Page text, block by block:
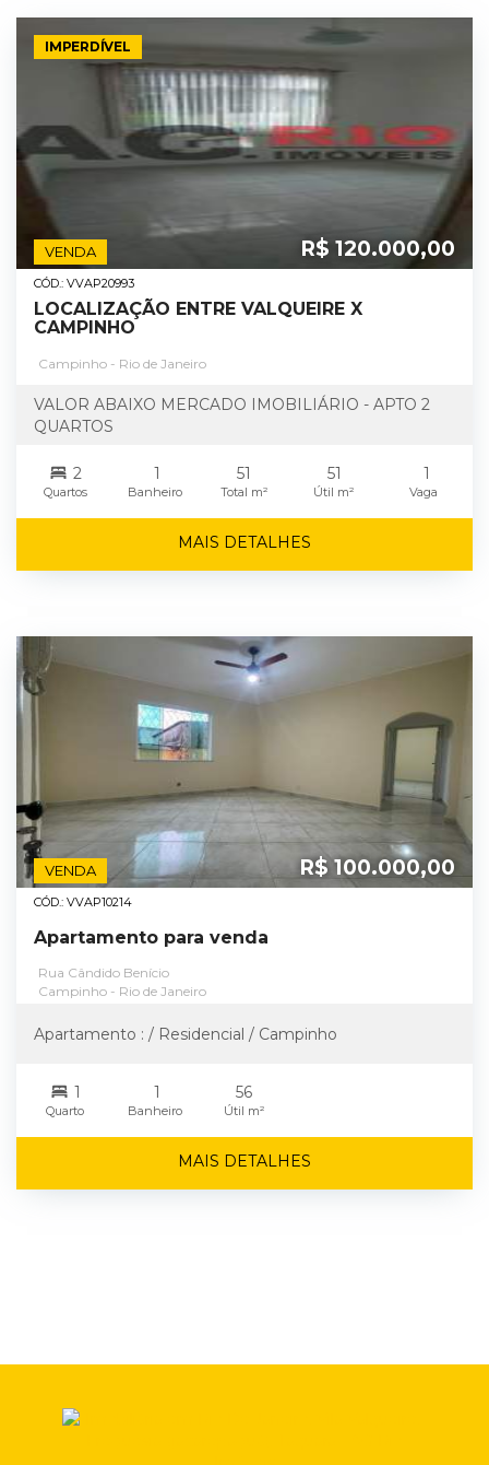
IMPERDÍVEL
VENDA R$ 120.000,00
CÓD.: VVAP20993
LOCALIZAÇÃO ENTRE VALQUEIRE X
CAMPINHO
Campinho - Rio de Janeiro
VALOR ABAIXO MERCADO IMOBILIÁRIO - APTO 2
QUARTOS
2
Quartos
1
Banheiro
51
Total m²
51
Útil m²
1
Vaga
MAIS DETALHES
VENDA R$ 100.000,00
CÓD.: VVAP10214
Apartamento para venda
Rua Cândido Benício
Campinho - Rio de Janeiro
Apartamento : / Residencial / Campinho
1
Quarto
1
Banheiro
56
Útil m²
MAIS DETALHES